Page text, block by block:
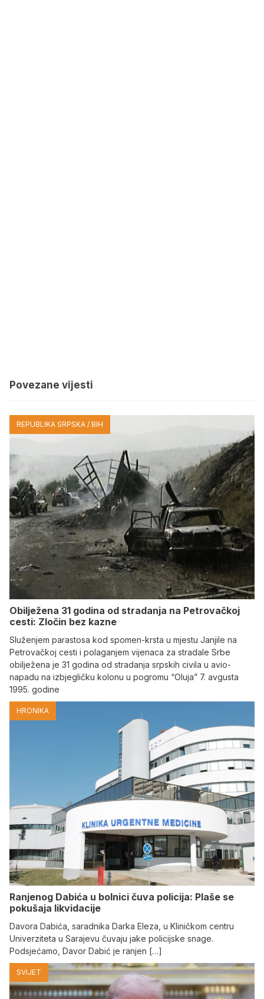
Povezane vijesti
REPUBLIKA SRPSKA / BIH
Obilježena 31 godina od stradanja na Petrovačkoj
cesti: Zločin bez kazne
Služenjem parastosa kod spomen-krsta u mjestu Janjile na
Petrovačkoj cesti i polaganjem vijenaca za stradale Srbe
obilježena je 31 godina od stradanja srpskih civila u avio-
napadu na izbjegličku kolonu u pogromu “Oluja” 7. avgusta
1995. godine
HRONIKA
Ranjenog Dabića u bolnici čuva policija: Plaše se
pokušaja likvidacije
Davora Dabića, saradnika Darka Eleza, u Kliničkom centru
Univerziteta u Sarajevu čuvaju jake policijske snage.
Podsjećamo, Davor Dabić je ranjen […]
SVIJET